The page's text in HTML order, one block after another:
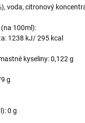
voda, citronový
(na 100ml):
1238 kJ/ 295 kcal
kyseliny: 0,122 g
g
0 g